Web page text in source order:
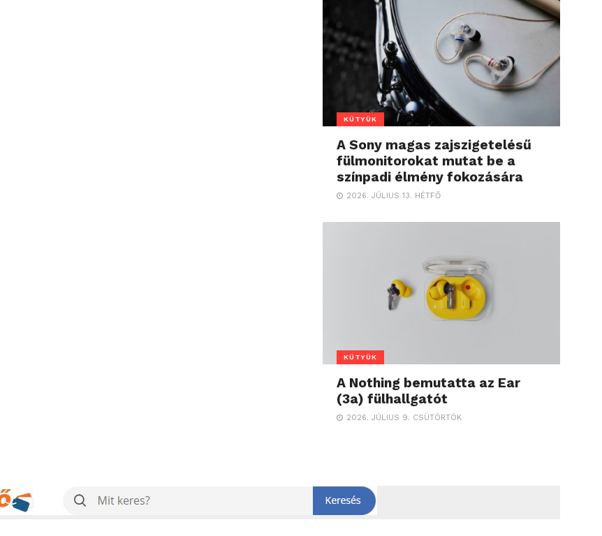
KÜTYÜK
A Sony magas zajszigetelésű
fülmonitorokat mutat be a
színpadi élmény fokozására
2026. JÚLIUS 13. HÉTFŐ
KÜTYÜK
A Nothing bemutatta az Ear
(3a) fülhallgatót
2026. JÚLIUS 9. CSÜTÖRTÖK